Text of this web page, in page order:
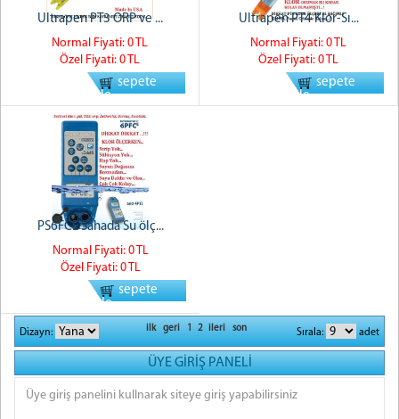
Ultrapen PT3 ORP ve ...
Normal Fiyati: 0 TL
Özel Fiyati: 0 TL
sepete
ekle
Ultrapen PT4 Klor-Sı...
Normal Fiyati: 0 TL
Özel Fiyati: 0 TL
sepete
ekle
PS6FCE Sahada Su ölç...
Normal Fiyati: 0 TL
Özel Fiyati: 0 TL
sepete
ekle
Dizayn: ilk geri 1 2 ileri son Sırala: adet
ÜYE GİRİŞ PANELİ
Üye giriş panelini kullnarak siteye giriş yapabilirsiniz